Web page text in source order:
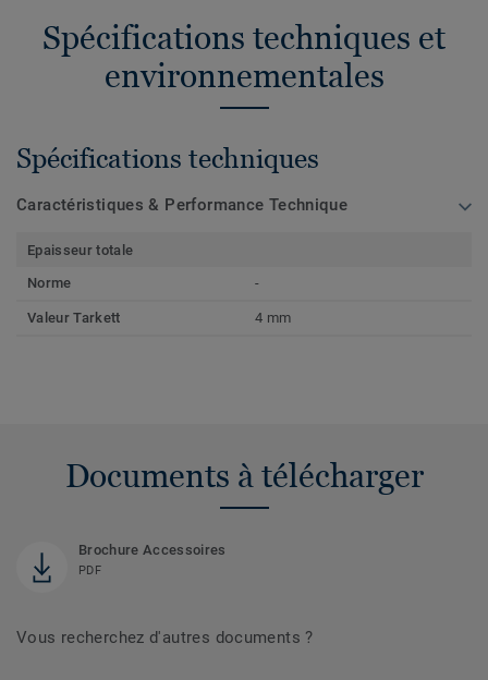
Spécifications techniques et
environnementales
Spécifications techniques
Caractéristiques & Performance Technique
Epaisseur totale
Norme
-
Valeur Tarkett 4 mm
Documents à télécharger
Brochure Accessoires
PDF
Vous recherchez d'autres documents ?